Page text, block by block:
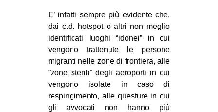
EVENTI
in
Fb
tw
bsky
E’ infatti sempre più evidente che,
dai c.d. hotspot o altri non meglio
identificati luoghi “idonei” in cui
vengono trattenute le persone
migranti nelle zone di frontiera, alle
“zone sterili” degli aeroporti in cui
vengono isolate in caso di
respingimento, alle questure in cui
gli avvocati non hanno più